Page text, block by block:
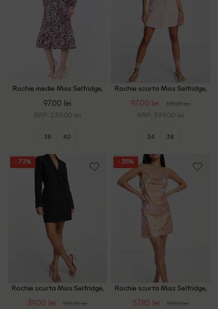
Rochie medie Miss Selfridge,
97.00 lei
RRP: 239.00 lei
38 40
Rochie scurta Miss Selfridge,
97.00 lei 139.00 lei
RRP: 399.00 lei
34 38
- 73%
Rochie scurta Miss Selfridge,
39.00 lei 145.00 lei
- 35%
Rochie scurta Miss Selfridge,
57.85 lei 89.00 lei